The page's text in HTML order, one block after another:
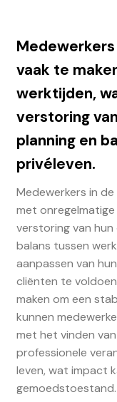
vaak te
werktijden,
verstoring
planning en
privéleven.
Medewerkers in
met
verstoring van hun
balans tussen
aanpassen van
cliënten te
maken om een
kunnen
met het vinden
professionele
leven, wat impact
gemoedstoestand.